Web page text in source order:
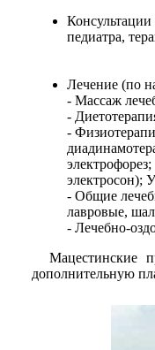
Консультации
педиатра,
Лечение (по
- Массаж
-
-
электросон);
- Общие
лавровые,
- Лечебно-
Мацестинские
дополнительную